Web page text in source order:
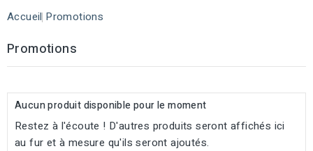
Accueil Promotions
Promotions
Aucun produit disponible pour le moment
Restez à l'écoute ! D'autres produits seront affichés ici
au fur et à mesure qu'ils seront ajoutés.